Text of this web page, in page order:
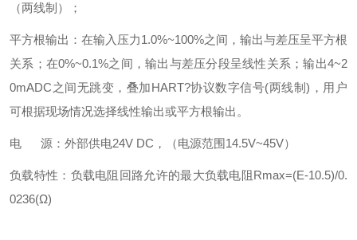
（两线制）；
平方根输出：在输入压力1.0%~100%之间，输出与差压呈平方根
关系；在0%~0.1%之间，输出与差压分段呈线性关系；输出4~2
0mADC之间无跳变，叠加HART?协议数字信号(两线制)，用户
可根据现场情况选择线性输出或平方根输出。
电 源：外部供电24V DC，（电源范围14.5V~45V）
负载特性：负载电阻回路允许的最大负载电阻Rmax=(E-10.5)/0.
0236(Ω)